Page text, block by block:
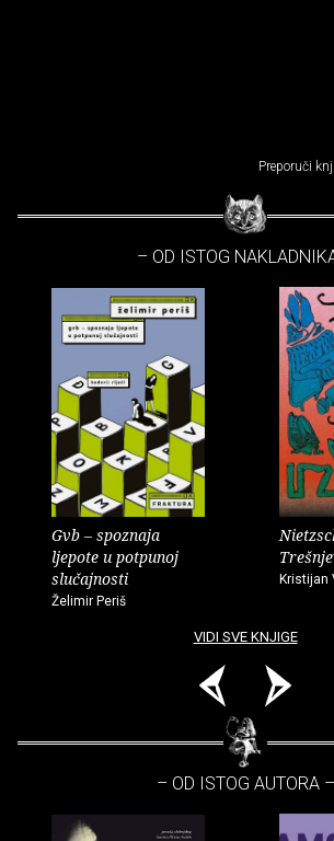
Preporuči
– OD ISTOG
Gvb – spoznaja
ljepote u potpunoj
slučajnosti
Želimir Periš
Kristijan
VIDI SVE KNJIGE
– OD ISTOG AUTORA –